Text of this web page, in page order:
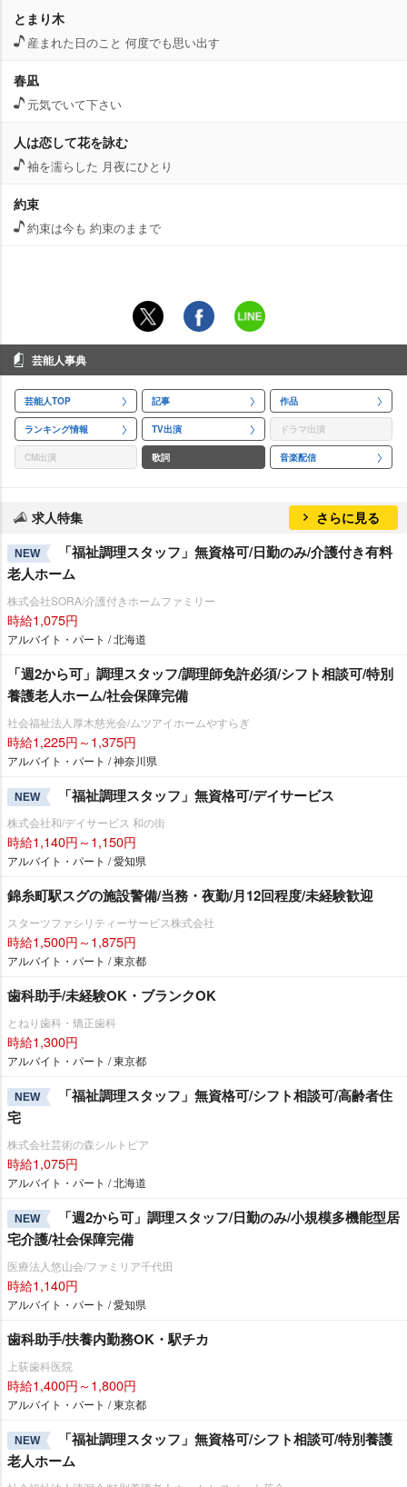
とまり木
産まれた日のこと 何度でも思い出す
春凪
元気でいて下さい
人は恋して花を詠む
袖を濡らした 月夜にひとり
約束
約束は今も 約束のままで
芸能人事典
芸能人TOP 記事 作品
ランキング情報 TV出演 ドラマ出演
CM出演 歌詞 音楽配信
求人特集 さらに見る
NEW
「福祉調理スタッフ」無資格可/日勤のみ/介護付き有料
老人ホーム
株式会社SORA/介護付きホームファミリー
時給1,075円
アルバイト・パート / 北海道
「週2から可」調理スタッフ/調理師免許必須/シフト相談可/特別
養護老人ホーム/社会保障完備
社会福祉法人厚木慈光会/ムツアイホームやすらぎ
時給1,225円～1,375円
アルバイト・パート / 神奈川県
NEW 「福祉調理スタッフ」無資格可/デイサービス
株式会社和/デイサービス 和の街
時給1,140円～1,150円
アルバイト・パート / 愛知県
錦糸町駅スグの施設警備/当務・夜勤/月12回程度/未経験歓迎
スターツファシリティーサービス株式会社
時給1,500円～1,875円
アルバイト・パート / 東京都
歯科助手/未経験OK・ブランクOK
とねり歯科・矯正歯科
時給1,300円
アルバイト・パート / 東京都
NEW
「福祉調理スタッフ」無資格可/シフト相談可/高齢者住
宅
株式会社芸術の森シルトピア
時給1,075円
アルバイト・パート / 北海道
NEW
「週2から可」調理スタッフ/日勤のみ/小規模多機能型居
宅介護/社会保障完備
医療法人悠山会/ファミリア千代田
時給1,140円
アルバイト・パート / 愛知県
歯科助手/扶養内勤務OK・駅チカ
上荻歯科医院
時給1,400円～1,800円
アルバイト・パート / 東京都
NEW
「福祉調理スタッフ」無資格可/シフト相談可/特別養護
老人ホーム